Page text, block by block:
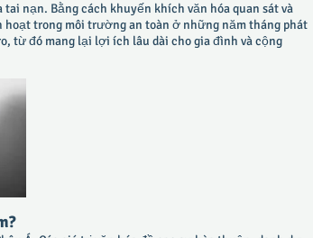
nạn. Bằng cách khuyến khích văn hóa quan sát và
hoạt trong môi trường an toàn ở những năm tháng phát
từ đó mang lại lợi ích lâu dài cho gia đình và cộng